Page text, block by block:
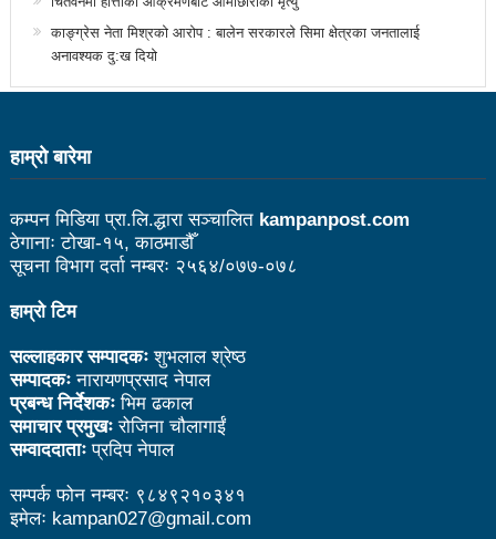
उत्कृष्ट
संविधानसभाबाट संविधान बनाउने मुद्दा जनयुद्धको मुख्य मुद्दा होः
बोगटीको स्मृतिमा रक्तदान कार्यक्रम
संविधानको रक्षा र कार्यान्वयनमा जनताको खबरदारी आवश्यकः
प्रचण्ड
माओवादीमा जनपरिचालनका कार्यक्रमको तयारीः तीन
आयोगको बैठक सकियो
वृत्तचित्र फिल्म ‘गर्ल्स रिराइटिङ डेस्टिनी’ को विशेष प्रदर्शनी
दुईपिपलमा बुधबार रोपाइ जात्राः कलाकारको व्यवस्थापनमा
जनप्रतिनिधि
भरतपुर महानगर युवा संजालको फुटसल : पुरुषतर्फ वडा नं. ५ र
काङ्ग्रेस नेता मिश्रको आरोप : बालेन सरकारले सिमा क्षेत्रका जनतालाई
अनावश्यक दु:ख दियो
हाम्राे बारेमा
कम्पन मिडिया प्रा.लि.द्धारा सञ्चालित kampanpost.com
ठेगानाः टोखा-१५, काठमाडौँ
सूचना विभाग दर्ता नम्बरः २५६४/०७७-०७८
हाम्रो टिम
सल्लाहकार सम्पादकःशुभलाल श्रेष्ठ
सम्पादकःनारायणप्रसाद नेपाल
प्रबन्ध निर्देशकःभिम ढकाल
समाचार प्रमुखःरोजिना चौलागाईं
सम्वाददाताःप्रदिप नेपाल
सम्पर्क फोन नम्बरः ९८४९२१०३४१
इमेलः kampan027@gmail.com